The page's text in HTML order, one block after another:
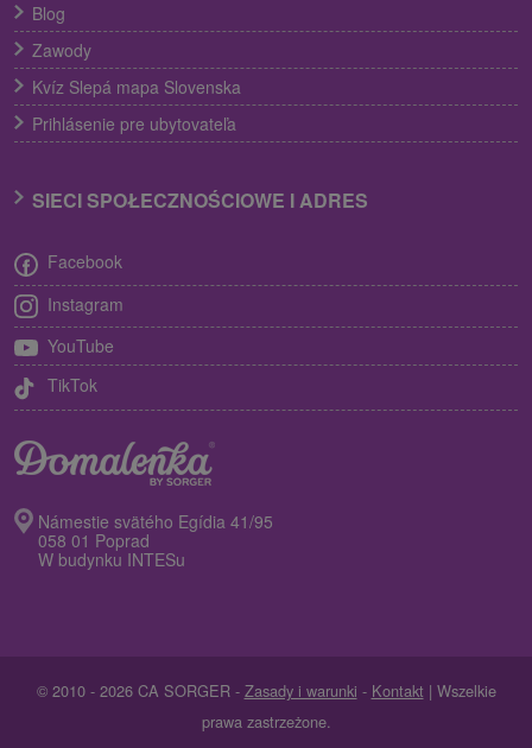
Blog
Zawody
Kvíz Slepá mapa Slovenska
Prihlásenie pre ubytovateľa
SIECI SPOŁECZNOŚCIOWE I ADRES
Facebook
Instagram
YouTube
TikTok
Námestie svätého Egídia 41/95
058 01 Poprad
W budynku INTESu
© 2010 - 2026 CA SORGER - Zasady i warunki - Kontakt | Wszelkie
prawa zastrzeżone.